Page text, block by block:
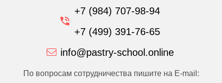
+7 (984) 707-98-94
+7 (499) 391-76-65
info@pastry-school.online
По вопросам сотрудничества пишите на E-mail: